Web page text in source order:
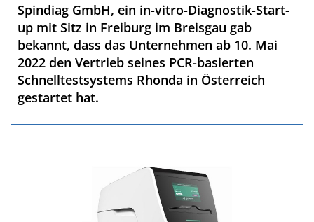
Spindiag GmbH, ein in-vitro-Diagnostik-Start-
up mit Sitz in Freiburg im Breisgau gab
bekannt, dass das Unternehmen ab 10. Mai
2022 den Vertrieb seines PCR-basierten
Schnelltestsystems Rhonda in Österreich
gestartet hat.